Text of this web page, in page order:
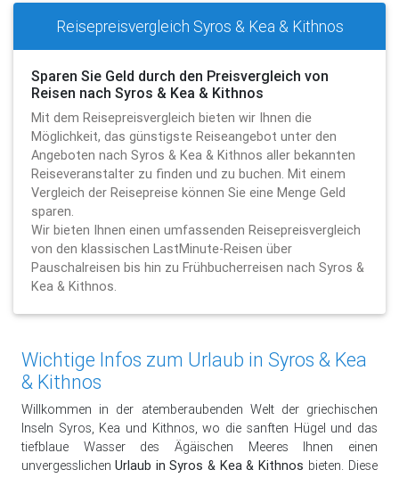
Reisepreisvergleich Syros & Kea & Kithnos
Sparen Sie Geld durch den Preisvergleich von
Reisen nach Syros & Kea & Kithnos
Mit dem Reisepreisvergleich bieten wir Ihnen die
Möglichkeit, das günstigste Reiseangebot unter den
Angeboten nach Syros & Kea & Kithnos aller bekannten
Reiseveranstalter zu finden und zu buchen. Mit einem
Vergleich der Reisepreise können Sie eine Menge Geld
sparen.
Wir bieten Ihnen einen umfassenden Reisepreisvergleich
von den klassischen LastMinute-Reisen über
Pauschalreisen bis hin zu Frühbucherreisen nach Syros &
Kea & Kithnos.
Wichtige Infos zum Urlaub in Syros & Kea
& Kithnos
Willkommen in der atemberaubenden Welt der griechischen
Inseln Syros, Kea und Kithnos, wo die sanften Hügel und das
tiefblaue Wasser des Ägäischen Meeres Ihnen einen
unvergesslichen Urlaub in Syros & Kea & Kithnos bieten. Diese